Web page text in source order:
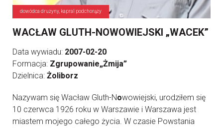
dowódca drużyny, kapral podchorąży
WACŁAW GLUTH-NOWOWIEJSKI „WACEK”
Data wywiadu: 2007-02-20
Formacja: Zgrupowanie„Żmija”
Dzielnica: Żoliborz
Nazywam się Wacław Gluth-Nowowiejski, urodziłem się
10 czerwca 1926 roku w Warszawie i Warszawa jest
miastem mojego całego życia. W czasie Powstania